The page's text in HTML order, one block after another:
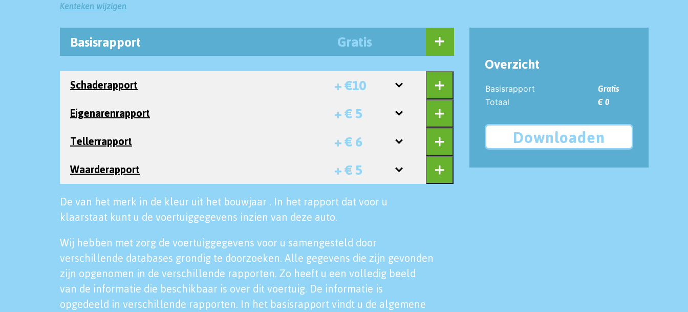
Kenteken wijzigen
Basisrapport Gratis
Schaderapport + €10
Eigenarenrapport + € 5
Tellerrapport + € 6
Waarderapport + € 5
De van het merk in de kleur uit het bouwjaar . In het rapport dat voor u
klaarstaat kunt u de voertuiggegevens inzien van deze auto.
Wij hebben met zorg de voertuiggegevens voor u samengesteld door
verschillende databases grondig te doorzoeken. Alle gegevens die zijn gevonden
zijn opgenomen in de verschillende rapporten. Zo heeft u een volledig beeld
van de informatie die beschikbaar is over dit voertuig. De informatie is
opgedeeld in verschillende rapporten. In het basisrapport vindt u de algemene
Overzicht
Basisrapport
Gratis
Totaal
€ 0
Downloaden